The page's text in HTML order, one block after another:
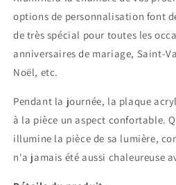
options de personnalisation font
de très spécial pour toutes les
anniversaires de mariage, Saint-
Noël, etc.
Pendant la journée, la plaque
à la pièce un aspect confortable.
illumine la pièce de sa lumière,
n'a jamais été aussi chaleureuse